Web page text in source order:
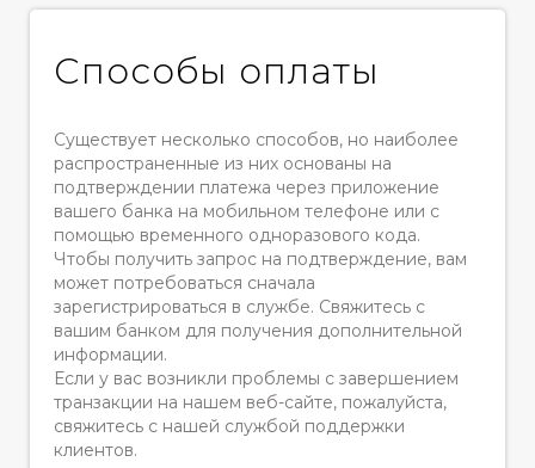
Способы оплаты
Существует несколько способов, но наиболее
распространенные из них основаны на
подтверждении платежа через приложение
вашего банка на мобильном телефоне или с
помощью временного одноразового кода.
Чтобы получить запрос на подтверждение, вам
может потребоваться сначала
зарегистрироваться в службе. Свяжитесь с
вашим банком для получения дополнительной
информации.
Если у вас возникли проблемы с завершением
транзакции на нашем веб-сайте, пожалуйста,
свяжитесь с нашей службой поддержки
клиентов.